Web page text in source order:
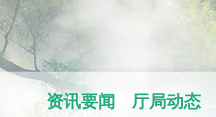
资讯要闻 厅局动态